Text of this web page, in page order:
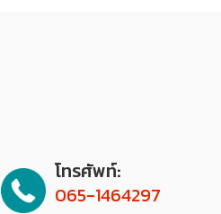
โทรศัพท์:
065-1464297